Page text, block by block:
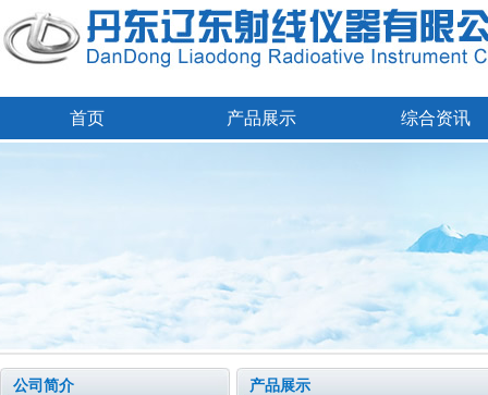
首页 产品展示 综合资讯
公司简介 产品展示